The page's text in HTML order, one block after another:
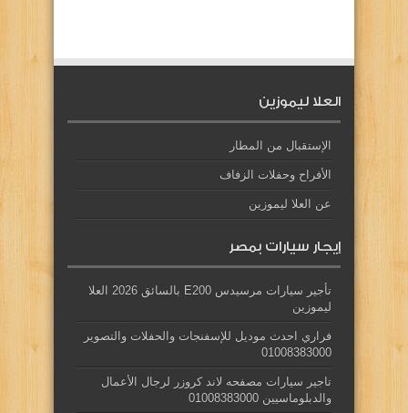
العلا ليموزين
الإستقبال من المطار
الأفراح وحفلات الزفاف
عن العلا ليموزين
إيجار سيارات بمصر
تأجير سيارات مرسيدس E200 بالسائق 2026 العلا
ليموزين
فراري احدث موديل للإسفنجات والحفلات والتصوير
01008383000
تاجير سيارات مصفحه لاند كروزر لرجال الأعمال
والدبلوماسيين 01008383000